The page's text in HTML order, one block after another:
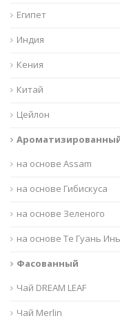
Египет
Индия
Кения
Китай
Цейлон
на основе Assam
на основе Гибискуса
на основе Зеленого
на основе Те Гуань Инь
Фасованный
Чай DREAM LEAF
Чай Merlin